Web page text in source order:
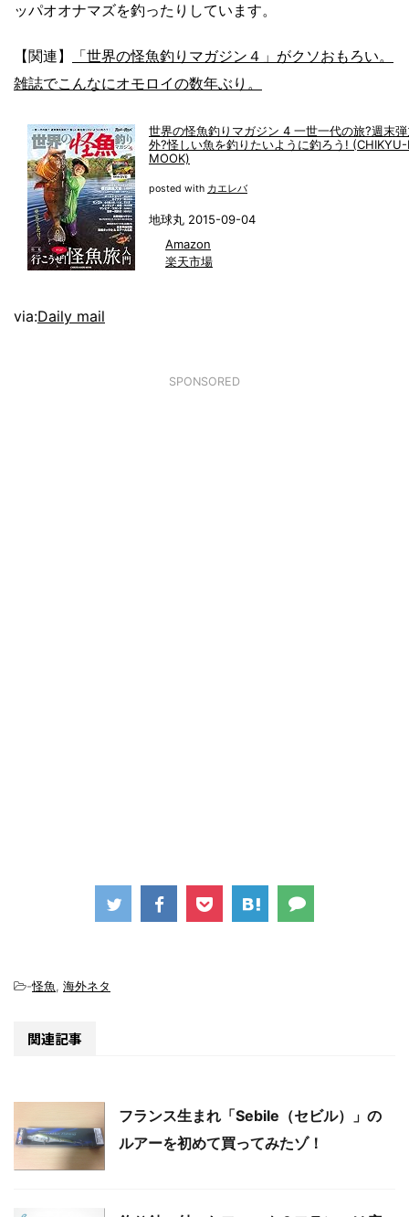
ッパオオナマズを釣ったりしています。
【関連】
「世界の怪魚釣りマガジン４」がクソおもろい。
雑誌でこんなにオモロイの数年ぶり。
世界の怪魚釣りマガジン 4 一世一代の旅?週末
外?怪しい魚を釣りたいように釣ろう!
MOOK)
posted with カエレバ
地球丸 2015-09-04
Amazon
楽天市場
via:Daily mail
SPONSORED
-怪魚, 海外ネタ
関連記事
フランス生まれ「Sebile（セビル）」の
ルアーを初めて買ってみたゾ！